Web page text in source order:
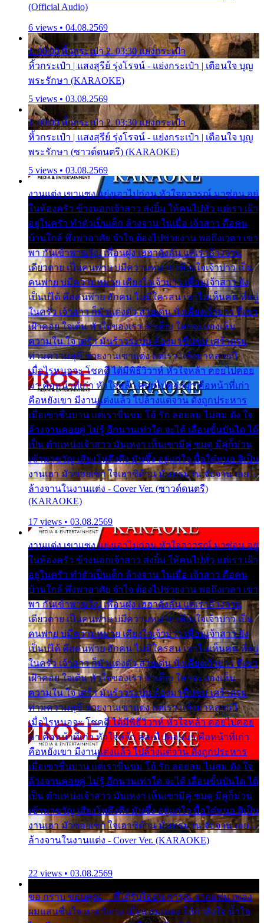
(Official Audio)
6 views • 04.08.2569
1. 00:00 หิ้วกระเป๋า 2. 03:30 แย่งกระเป๋า
หิ้วกระเป๋า | แสงสุรีย์ รุ่งโรจน์ - แย่งกระเป๋า | เตือนใจ บุญ
พระรักษา (KARAOKE)
5 views • 03.08.2569
1. 00:00 หิ้วกระเป๋า 2. 03:30 แย่งกระเป๋า
หิ้วกระเป๋า | แสงสุรีย์ รุ่งโรจน์ - แย่งกระเป๋า | เตือนใจ บุญ
พระรักษา (ซาวด์ดนตรี) (KARAOKE)
5 views • 03.08.2569
งานแต่ง เขาแซง แย่งเอาไปก่อน หัวใจอาวรณ์ มาซ่อน อยู่
ในห้องครัว ข้างนอกเจ้าสาว ส่งยิ้ม ให้คนไปทั่ว แต่เรา เฝ้า
อยู่ในครัว ทำตัวเป็นเด็ก ล้างจาน ในเมื่อ เจ้าสาว คือคน
บ้านใกล้ พึ่งพาอาศัย จำใจ ต้องไปช่วยงาน พอถึงเวลา เขา
พา กันเข้าพาขวัญ เพื่อนฝูง เฮฮาดังลั่น แต่เราล้างจาน
เดียวดาย เป็นคนพ่าย บ่มีความหมาย เคียงใจเจ้าบ่าว เป็น
คนพ่าย บ่มีความหมาย เคียงใจเจ้าบ่าว เพื่อนเจ้าสาว ยัง
เป็นบ่ได้ คือคนพ่าย ฮักคน ไม่มีใครสน เขาไม่เห็นคน ที่อยู่
ในครัว เจ้าสาว ก็มัวแต่งตัว สวยเด่น นั่งเคียงเจ้าบ่าว ที่เขา
เฝ้าคอย ใจเต้น หัวใจของเรา ลำเค็ญ ใครจะมองเห็น
ความใน ใจ เศร้า มันร้าวระบม ต้องมาขื่นขม เศร้าตรม
ท่ามความสุขี ช่วยงานเขาแต่ง แต่เรา แล้งมาหลายปี
เมื่อไรหนอจะ โชคดี ได้มีพิธีวิวาห์ หัวใจหล้า คอยไปคอย
มา คือหน้าที่เก่า หัวใจหล้า คอยไปคอยมา คือหน้าที่เก่า
คือหยังเขา มีงานแต่งแล้ว ไปล้างแต่จาน ดั่งถูกประหาร
เมื่อเขาชื่นบาน แต่เราขื่นขม โอ้ รัก ลอยลม ไม่สม ดัง ใจ
ล้างจานคอยคู่ ไม่รู้ อีกนานเท่าใด จะได้ เลื่อนขั้นบันได ได้
เป็น ตำแหน่งเจ้าสาว มันเหงา เห็นเขามีคู่ ซมดู มีคู่ก็ม่วน
เข้าพาขวัญ เสียงโห่ตึงตึง มันซึ้ง อยู่แก่ใจ มื้อใด๋หนอ สิเป็น
งานเฮา มัวซอยเขา ใจเฮาซิด้าน มันทรมาน จับจาน เอย…
ล้างจานในงานแต่ง - Cover Ver. (ซาวด์ดนตรี)
(KARAOKE)
17 views • 03.08.2569
งานแต่ง เขาแซง แย่งเอาไปก่อน หัวใจอาวรณ์ มาซ่อน อยู่
ในห้องครัว ข้างนอกเจ้าสาว ส่งยิ้ม ให้คนไปทั่ว แต่เรา เฝ้า
อยู่ในครัว ทำตัวเป็นเด็ก ล้างจาน ในเมื่อ เจ้าสาว คือคน
บ้านใกล้ พึ่งพาอาศัย จำใจ ต้องไปช่วยงาน พอถึงเวลา เขา
พา กันเข้าพาขวัญ เพื่อนฝูง เฮฮาดังลั่น แต่เราล้างจาน
เดียวดาย เป็นคนพ่าย บ่มีความหมาย เคียงใจเจ้าบ่าว เป็น
คนพ่าย บ่มีความหมาย เคียงใจเจ้าบ่าว เพื่อนเจ้าสาว ยัง
เป็นบ่ได้ คือคนพ่าย ฮักคน ไม่มีใครสน เขาไม่เห็นคน ที่อยู่
ในครัว เจ้าสาว ก็มัวแต่งตัว สวยเด่น นั่งเคียงเจ้าบ่าว ที่เขา
เฝ้าคอย ใจเต้น หัวใจของเรา ลำเค็ญ ใครจะมองเห็น
ความใน ใจ เศร้า มันร้าวระบม ต้องมาขื่นขม เศร้าตรม
ท่ามความสุขี ช่วยงานเขาแต่ง แต่เรา แล้งมาหลายปี
เมื่อไรหนอจะ โชคดี ได้มีพิธีวิวาห์ หัวใจหล้า คอยไปคอย
มา คือหน้าที่เก่า หัวใจหล้า คอยไปคอยมา คือหน้าที่เก่า
คือหยังเขา มีงานแต่งแล้ว ไปล้างแต่จาน ดั่งถูกประหาร
เมื่อเขาชื่นบาน แต่เราขื่นขม โอ้ รัก ลอยลม ไม่สม ดัง ใจ
ล้างจานคอยคู่ ไม่รู้ อีกนานเท่าใด จะได้ เลื่อนขั้นบันได ได้
เป็น ตำแหน่งเจ้าสาว มันเหงา เห็นเขามีคู่ ซมดู มีคู่ก็ม่วน
เข้าพาขวัญ เสียงโห่ตึงตึง มันซึ้ง อยู่แก่ใจ มื้อใด๋หนอ สิเป็น
งานเฮา มัวซอยเขา ใจเฮาซิด้าน มันทรมาน จับจาน เอย…
ล้างจานในงานแต่ง - Cover Ver. (KARAOKE)
22 views • 03.08.2569
ขอ กราบ ขอบคุณ.... ที่ได้รับไออุ่น การุณ จากแฟน เพลง
ผมแสนชื่นใจ หายวังเวง เมื่อแฟนเพลง ให้กำลังใจ น้ำใจ